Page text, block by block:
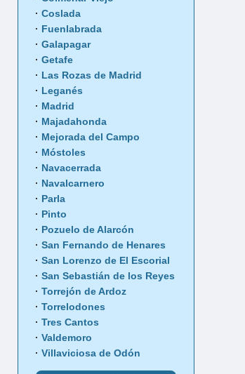
Coslada
Fuenlabrada
Galapagar
Getafe
Las Rozas de Madrid
Leganés
Madrid
Majadahonda
Mejorada del Campo
Móstoles
Navacerrada
Navalcarnero
Parla
Pinto
Pozuelo de Alarcón
San Fernando de Henares
San Lorenzo de El Escorial
San Sebastián de los Reyes
Torrejón de Ardoz
Torrelodones
Tres Cantos
Valdemoro
Villaviciosa de Odón